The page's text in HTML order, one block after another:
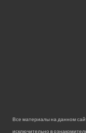
Все материалы на данном
исключительно в